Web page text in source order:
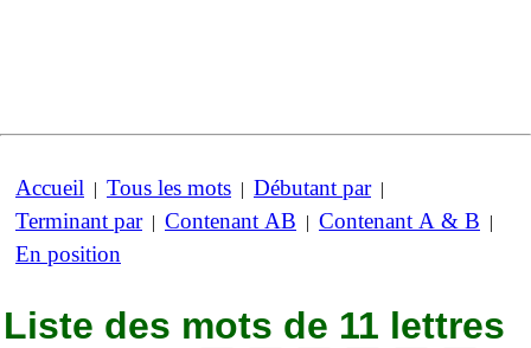
Accueil | Tous les mots | Débutant par|
Terminant par| Contenant AB | Contenant A & B |
En position
Liste des mots de 11 lettres